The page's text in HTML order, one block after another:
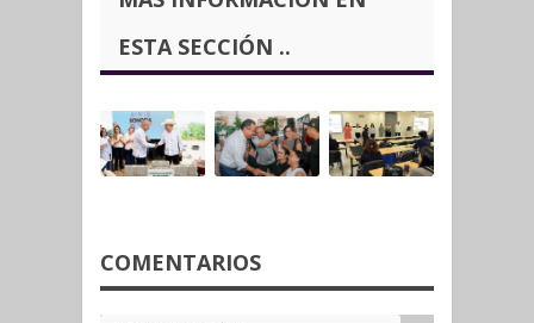
ESTA SECCIÓN ..
COMENTARIOS